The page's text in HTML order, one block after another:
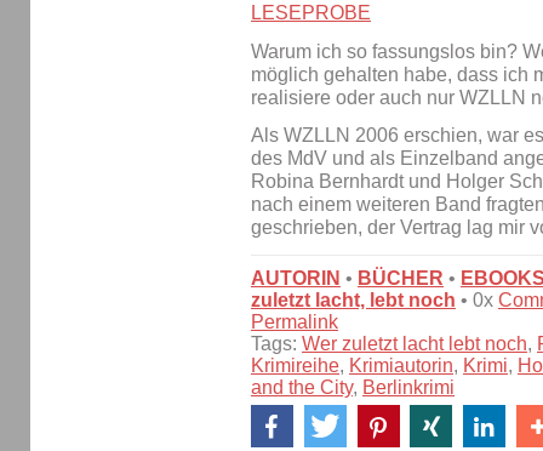
LESEPROBE
Warum ich so fassungslos bin?
möglich gehalten habe, dass ich
realisiere oder auch nur WZLLN
Als WZLLN 2006 erschien, war
des MdV und als Einzelband
Robina Bernhardt und Holger
nach einem weiteren Band
geschrieben, der Vertrag lag mir
AUTORIN • BÜCHER •
zuletzt lacht, lebt noch • 0x
Permalink
Tags: Wer zuletzt lacht lebt noch,
Krimireihe, Krimiautorin, Krimi,
and the City, Berlinkrimi